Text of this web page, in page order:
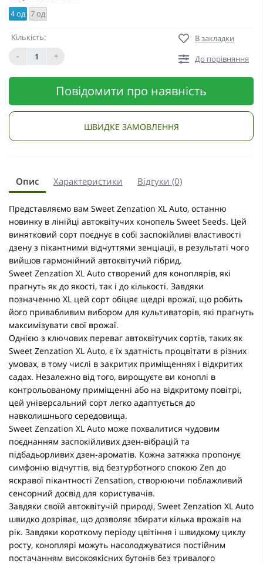
4 од 7 од
Кількість:
-
+
В закладки
До порівняння
Повідомити про наявність
ШВИДКЕ ЗАМОВЛЕННЯ
Опис Характеристики Відгуки (0)
Представляємо вам Sweet Zenzation XL Auto, останню
новинку в лінійці автоквітучих конопель Sweet Seeds. Цей
винятковий сорт поєднує в собі заспокійливі властивості
дзену з пікантними відчуттями зенціації, в результаті чого
вийшов гармонійний автоквітучий гібрид.
Sweet Zenzation XL Auto створений для коноплярів, які
прагнуть як до якості, так і до кількості. Завдяки
позначенню XL цей сорт обіцяє щедрі врожаї, що робить
його привабливим вибором для культиваторів, які прагнуть
максимізувати свої врожаї.
Однією з ключових переваг автоквітучих сортів, таких як
Sweet Zenzation XL Auto, є їх здатність процвітати в різних
умовах, в тому числі в закритих приміщеннях і відкритих
садах. Незалежно від того, вирощуєте ви коноплі в
контрольованому приміщенні або на відкритому повітрі,
цей універсальний сорт легко адаптується до
навколишнього середовища.
Sweet Zenzation XL Auto може похвалитися чудовим
поєднанням заспокійливих дзен-вібрацій та
підбадьорливих дзен-ароматів. Кожна затяжка пропонує
симфонію відчуттів, від безтурботного спокою Zen до
яскравої пікантності Zensation, створюючи поблажливий
сенсорний досвід для користувачів.
Завдяки своїй автоквітучій природі, Sweet Zenzation XL Auto
швидко дозріває, що дозволяє збирати кілька врожаїв на
рік. Завдяки короткому періоду цвітіння і швидкому циклу
росту, коноплярі можуть насолоджуватися постійним
постачанням високоякісних бутонів без тривалого